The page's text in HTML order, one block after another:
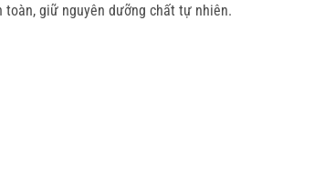
giữ nguyên dưỡng chất tự nhiên.